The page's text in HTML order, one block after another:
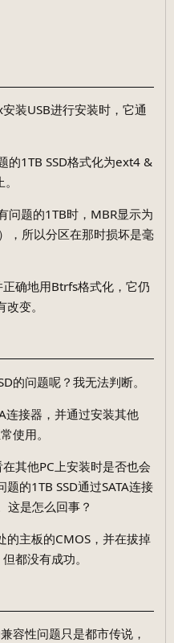
装USB进行安装时，它通
的1TB SSD格式化为ext4 &
问题的1TB时，MBR显示为
，所以分区在那时损坏是毫
确地用Btrfs格式化，它仍
变。
的问题呢？我无法判断。
连接器，并通过安装其他
使用。
其他PC上安装时是否也会
的1TB SSD通过SATA连接
这是怎么回事？
的主板的CMOS，并在拔掉
都没有成功。
容性问题只是都市传说，